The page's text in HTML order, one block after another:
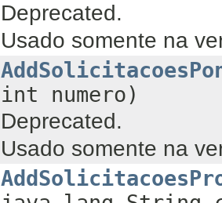
Deprecated.
Usado somente na
int numero)
Deprecated.
Usado somente na